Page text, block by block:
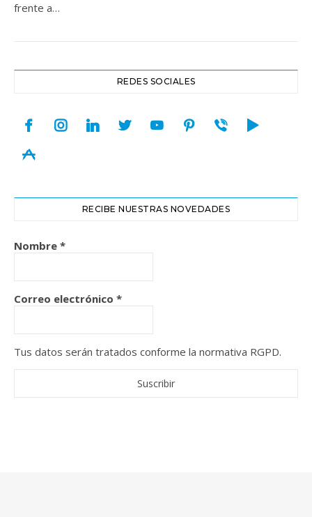
frente a…
REDES SOCIALES
facebookinstagramlinkedintwitteryoutubepinterest
viber play
appstore
RECIBE NUESTRAS NOVEDADES
Nombre *
Correo electrónico *
Tus datos serán tratados conforme la normativa RGPD.